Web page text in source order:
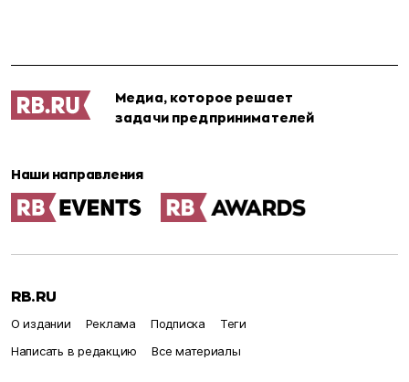
Медиа, которое решает
задачи предпринимателей
Наши направления
RB.RU
О издании Реклама Подписка
Теги
Написать в редакцию
Все материалы